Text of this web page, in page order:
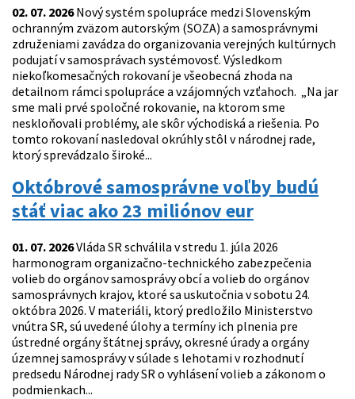
02. 07. 2026Nový systém spolupráce medzi Slovenským
ochranným zväzom autorským (SOZA) a samosprávnymi
združeniami zavádza do organizovania verejných kultúrnych
podujatí v samosprávach systémovosť. Výsledkom
niekoľkomesačných rokovaní je všeobecná zhoda na
detailnom rámci spolupráce a vzájomných vzťahoch. „Na jar
sme mali prvé spoločné rokovanie, na ktorom sme
neskloňovali problémy, ale skôr východiská a riešenia. Po
tomto rokovaní nasledoval okrúhly stôl v národnej rade,
ktorý sprevádzalo široké...
Októbrové samosprávne voľby budú
stáť viac ako 23 miliónov eur
01. 07. 2026Vláda SR schválila v stredu 1. júla 2026
harmonogram organizačno-technického zabezpečenia
volieb do orgánov samosprávy obcí a volieb do orgánov
samosprávnych krajov, ktoré sa uskutočnia v sobotu 24.
októbra 2026. V materiáli, ktorý predložilo Ministerstvo
vnútra SR, sú uvedené úlohy a termíny ich plnenia pre
ústredné orgány štátnej správy, okresné úrady a orgány
územnej samosprávy v súlade s lehotami v rozhodnutí
predsedu Národnej rady SR o vyhlásení volieb a zákonom o
podmienkach...